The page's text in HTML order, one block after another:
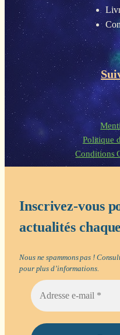
Politique
Conditions
Inscrivez-vous
actualités
Nous ne spammons pas !
pour plus d’informations.